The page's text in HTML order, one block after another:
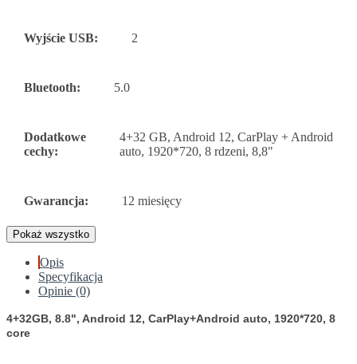
Wyjście USB: 2
Bluetooth: 5.0
Dodatkowe
cechy:
4+32 GB, Android 12, CarPlay + Android
auto, 1920*720, 8 rdzeni, 8,8"
Gwarancja: 12 miesięcy
Pokaż wszystko
Opis
Specyfikacja
Opinie (0)
4+32GB, 8.8", Android 12, CarPlay+Android auto, 1920*720, 8
core